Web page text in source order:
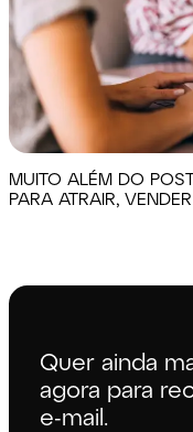
MUITO ALÉM DO
PARA ATRAIR,
Quer ainda
agora para
e-mail.